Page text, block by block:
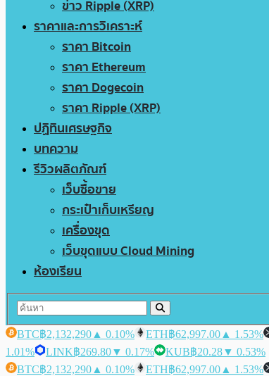
ข่าว Ripple (XRP)
ราคาและการวิเคราะห์
ราคา Bitcoin
ราคา Ethereum
ราคา Dogecoin
ราคา Ripple (XRP)
ปฏิทินเศรษฐกิจ
บทความ
รีวิวผลิตภัณฑ์
เว็บซื้อขาย
กระเป๋าเก็บเหรียญ
เครื่องขุด
เว็บขุดแบบ Cloud Mining
ห้องเรียน
BTC฿2,132,290 ▲ 0.10% ETH฿62,997.00 ▲ 1.53%
1.01%
LINK฿269.80▼ 0.17% KUB฿20.28▼ 0.53%
BTC฿2,132,290 ▲ 0.10% ETH฿62,997.00 ▲ 1.53%